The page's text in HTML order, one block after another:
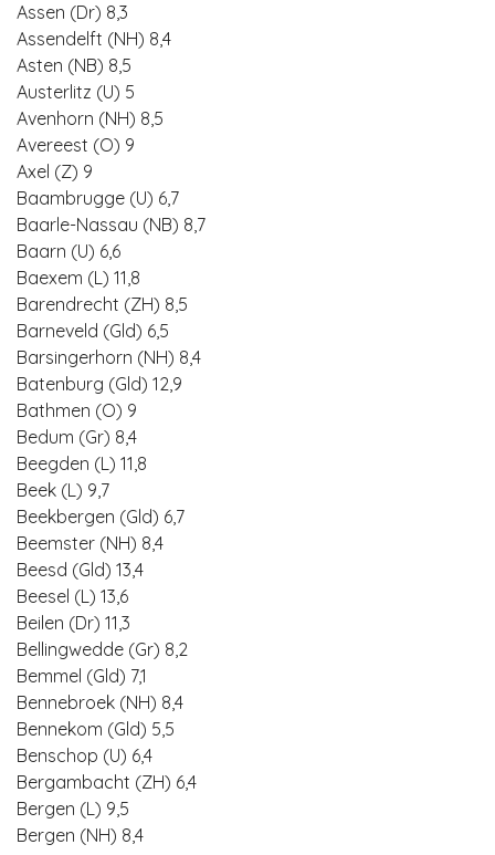
Assen (Dr) 8,3
Assendelft (NH) 8,4
Asten (NB) 8,5
Austerlitz (U) 5
Avenhorn (NH) 8,5
Avereest (O) 9
Axel (Z) 9
Baambrugge (U) 6,7
Baarle-Nassau (NB) 8,7
Baarn (U) 6,6
Baexem (L) 11,8
Barendrecht (ZH) 8,5
Barneveld (Gld) 6,5
Barsingerhorn (NH) 8,4
Batenburg (Gld) 12,9
Bathmen (O) 9
Bedum (Gr) 8,4
Beegden (L) 11,8
Beek (L) 9,7
Beekbergen (Gld) 6,7
Beemster (NH) 8,4
Beesd (Gld) 13,4
Beesel (L) 13,6
Beilen (Dr) 11,3
Bellingwedde (Gr) 8,2
Bemmel (Gld) 7,1
Bennebroek (NH) 8,4
Bennekom (Gld) 5,5
Benschop (U) 6,4
Bergambacht (ZH) 6,4
Bergen (L) 9,5
Bergen (NH) 8,4